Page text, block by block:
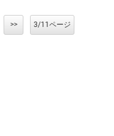
>> 3/11ページ